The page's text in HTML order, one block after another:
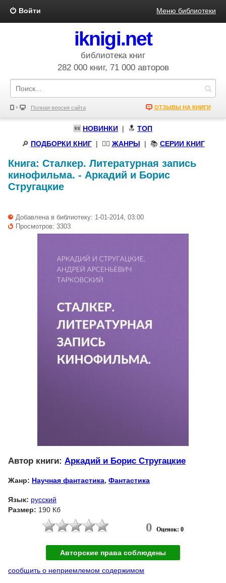
Войти Меню библиотеки
iknigi.net
библиотека книг
282 000 книг, 71 000 авторов
Полная версия сайта ОТЗЫВЫ НА КНИГИ
🆕 НОВИНКИ | 🔝 ТОП
🔎 ПОДБОРКИ КНИГ| 🧝‍♀️ ЖАНРЫ | 📚 СЕРИИ КНИГ
Книга: Сталкер. Литературная запись
кинофильма. - Аркадий и Борис
Стругацкие
Добавлена в библиотеку: 1-01-2014, 03:00
Просмотров: 3303
Автор книги: Аркадий и Борис Стругацкие
Жанр: Научная фантастика, Фантастика
Язык: русский
Размер: 190 Кб
0 Оценок: 0
Авторские права соблюдены
сообщить о неприемлемом содержимом